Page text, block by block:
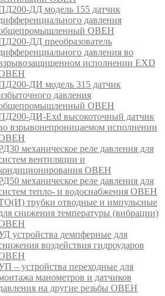
ДД модель 155 датчик
давления
ОВЕН
ДД преобразователь
давления во
исполнении EXD
ДИ модель 315 датчик
давления
ОВЕН
ДИ-Exd высокоточный датчик
взрывонепроницаемом исполнении
механическое реле давления для
вентиляции и
ОВЕН
механическое реле давления для
тепло- и водоснабжения ОВЕН
трубки отводные и импульсные
снижения температуры (вибрации)
устройства демпферные для
воздействия гидроударов
– устройства переходные для
манометров и датчиков
на другие резьбы ОВЕН